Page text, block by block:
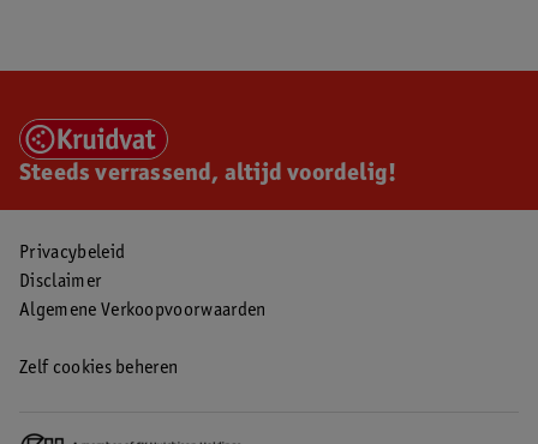
Steeds verrassend, altijd voordelig!
Privacybeleid
Disclaimer
Algemene Verkoopvoorwaarden
Zelf cookies beheren